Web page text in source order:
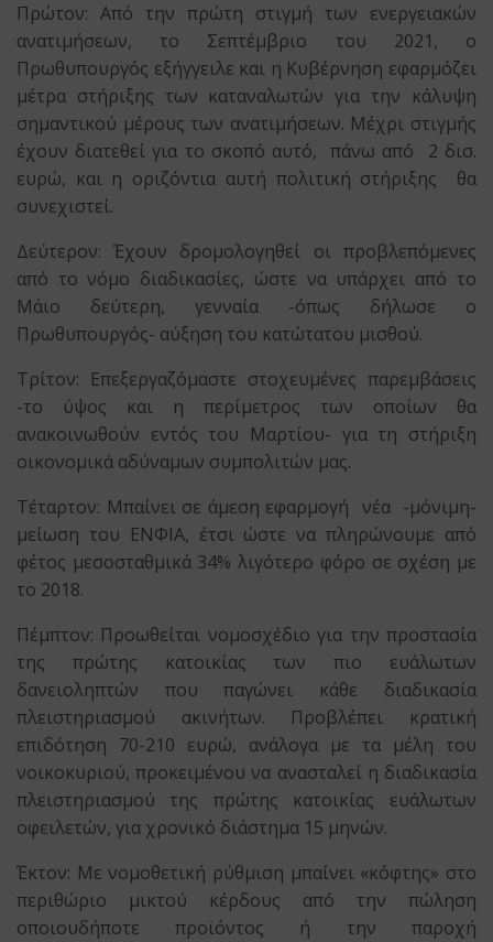
Πρώτον: Από την πρώτη στιγμή των ενεργειακών
ανατιμήσεων, το Σεπτέμβριο του 2021, ο
Πρωθυπουργός εξήγγειλε και η Κυβέρνηση εφαρμόζει
μέτρα στήριξης των καταναλωτών για την κάλυψη
σημαντικού μέρους των ανατιμήσεων. Μέχρι στιγμής
έχουν διατεθεί για το σκοπό αυτό, πάνω από 2 δισ.
ευρώ, και η οριζόντια αυτή πολιτική στήριξης θα
συνεχιστεί.
Δεύτερον: Έχουν δρομολογηθεί οι προβλεπόμενες
από το νόμο διαδικασίες, ώστε να υπάρχει από το
Μάιο δεύτερη, γενναία -όπως δήλωσε ο
Πρωθυπουργός- αύξηση του κατώτατου μισθού.
Τρίτον: Επεξεργαζόμαστε στοχευμένες παρεμβάσεις
-το ύψος και η περίμετρος των οποίων θα
ανακοινωθούν εντός του Μαρτίου- για τη στήριξη
οικονομικά αδύναμων συμπολιτών μας.
Τέταρτον: Μπαίνει σε άμεση εφαρμογή νέα -μόνιμη-
μείωση του ΕΝΦΙΑ, έτσι ώστε να πληρώνουμε από
φέτος μεσοσταθμικά 34% λιγότερο φόρο σε σχέση με
το 2018.
Πέμπτον: Προωθείται νομοσχέδιο για την προστασία
της πρώτης κατοικίας των πιο ευάλωτων
δανειοληπτών που παγώνει κάθε διαδικασία
πλειστηριασμού ακινήτων. Προβλέπει κρατική
επιδότηση 70-210 ευρώ, ανάλογα με τα μέλη του
νοικοκυριού, προκειμένου να ανασταλεί η διαδικασία
πλειστηριασμού της πρώτης κατοικίας ευάλωτων
οφειλετών, για χρονικό διάστημα 15 μηνών.
Έκτον: Με νομοθετική ρύθμιση μπαίνει «κόφτης» στο
περιθώριο μικτού κέρδους από την πώληση
οποιουδήποτε προϊόντος ή την παροχή